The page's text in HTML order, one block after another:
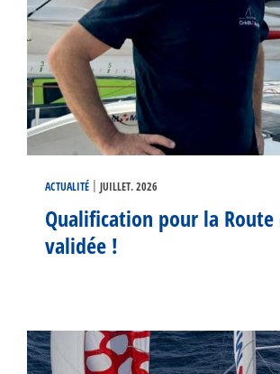
ACTUALITÉ | JUILLET. 2026
Qualification pour la Route
validée !